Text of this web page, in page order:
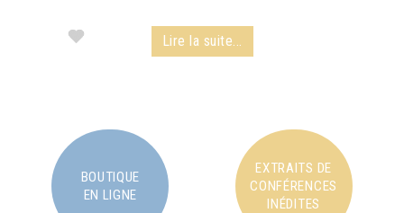
Lire la suite...
BOUTIQUE
EN LIGNE
EXTRAITS DE
CONFÉRENCES
INÉDITES